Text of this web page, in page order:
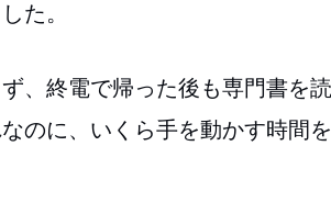
た。
、終電で帰った後も専門書を
のに、いくら手を動かす時間を